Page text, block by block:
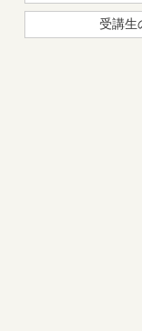
受講生